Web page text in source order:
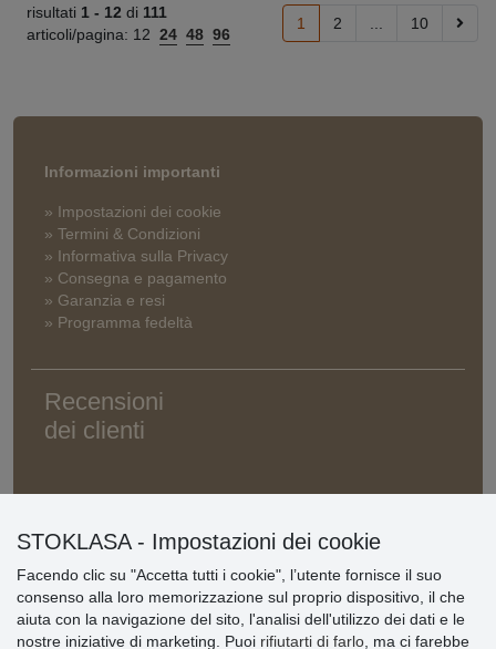
risultati 1 - 12 di 111
articoli/pagina: 12 24 48 96
1 2 10
Informazioni importanti
» Impostazioni dei cookie
» Termini & Condizioni
» Informativa sulla Privacy
» Consegna e pagamento
» Garanzia e resi
» Programma fedeltà
Recensioni
dei clienti
STOKLASA - Impostazioni dei cookie
Facendo clic su "Accetta tutti i cookie", l’utente fornisce il suo
consenso alla loro memorizzazione sul proprio dispositivo, il che
aiuta con la navigazione del sito, l'analisi dell'utilizzo dei dati e le
nostre iniziative di marketing. Puoi rifiutarti di farlo , ma ci farebbe